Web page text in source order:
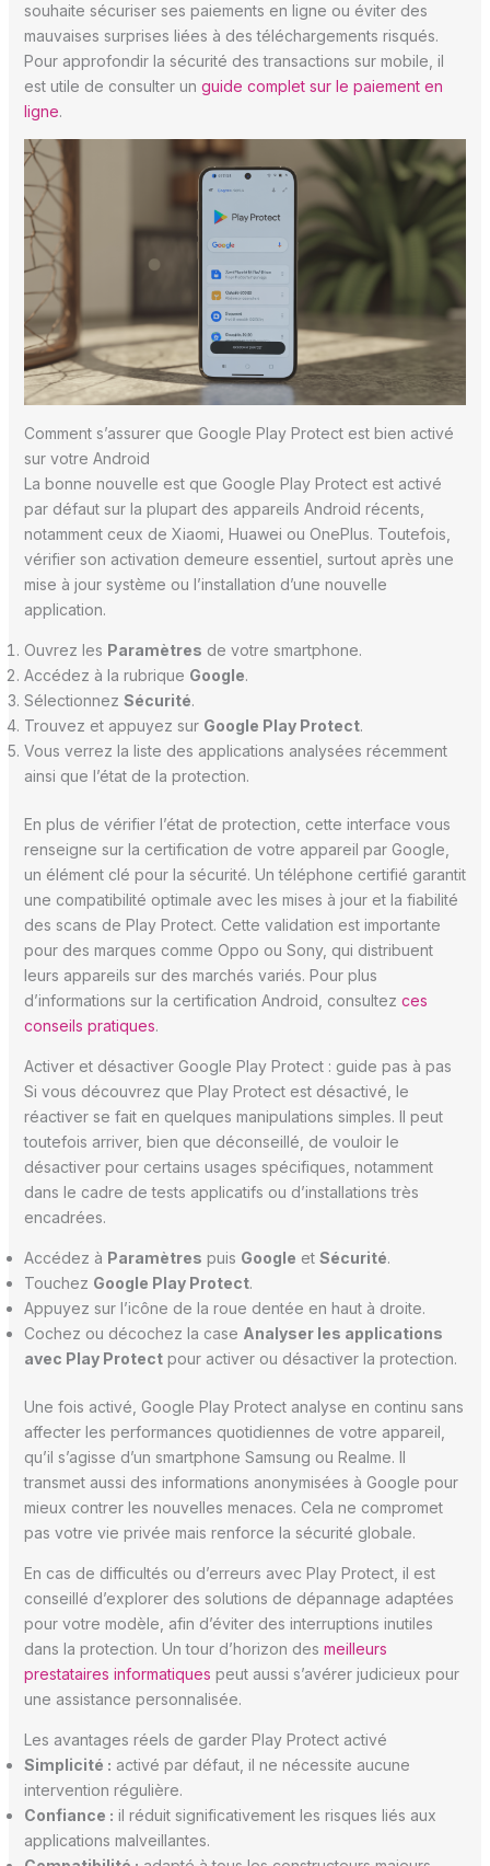
souhaite sécuriser ses paiements en ligne ou éviter des
mauvaises surprises liées à des téléchargements risqués.
Pour approfondir la sécurité des transactions sur mobile, il
est utile de consulter un guide complet sur le paiement en
ligne.
Comment s’assurer que Google Play Protect est bien activé
sur votre Android
La bonne nouvelle est que Google Play Protect est activé
par défaut sur la plupart des appareils Android récents,
notamment ceux de Xiaomi, Huawei ou OnePlus. Toutefois,
vérifier son activation demeure essentiel, surtout après une
mise à jour système ou l’installation d’une nouvelle
application.
Ouvrez les Paramètres de votre smartphone.
Accédez à la rubrique Google.
Sélectionnez Sécurité.
Trouvez et appuyez sur Google Play Protect.
Vous verrez la liste des applications analysées récemment
ainsi que l’état de la protection.
En plus de vérifier l’état de protection, cette interface vous
renseigne sur la certification de votre appareil par Google,
un élément clé pour la sécurité. Un téléphone certifié garantit
une compatibilité optimale avec les mises à jour et la fiabilité
des scans de Play Protect. Cette validation est importante
pour des marques comme Oppo ou Sony, qui distribuent
leurs appareils sur des marchés variés. Pour plus
d’informations sur la certification Android, consultez ces
conseils pratiques.
Activer et désactiver Google Play Protect : guide pas à pas
Si vous découvrez que Play Protect est désactivé, le
réactiver se fait en quelques manipulations simples. Il peut
toutefois arriver, bien que déconseillé, de vouloir le
désactiver pour certains usages spécifiques, notamment
dans le cadre de tests applicatifs ou d’installations très
encadrées.
Accédez à Paramètres puis Google et Sécurité.
Touchez Google Play Protect.
Appuyez sur l’icône de la roue dentée en haut à droite.
Cochez ou décochez la case Analyser les applications
avec Play Protectpour activer ou désactiver la protection.
Une fois activé, Google Play Protect analyse en continu sans
affecter les performances quotidiennes de votre appareil,
qu’il s’agisse d’un smartphone Samsung ou Realme. Il
transmet aussi des informations anonymisées à Google pour
mieux contrer les nouvelles menaces. Cela ne compromet
pas votre vie privée mais renforce la sécurité globale.
En cas de difficultés ou d’erreurs avec Play Protect, il est
conseillé d’explorer des solutions de dépannage adaptées
pour votre modèle, afin d’éviter des interruptions inutiles
dans la protection. Un tour d’horizon des meilleurs
prestataires informatiques peut aussi s’avérer judicieux pour
une assistance personnalisée.
Les avantages réels de garder Play Protect activé
Simplicité : activé par défaut, il ne nécessite aucune
intervention régulière.
Confiance : il réduit significativement les risques liés aux
applications malveillantes.